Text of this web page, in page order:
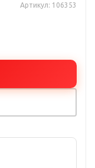
Артикул: 106353